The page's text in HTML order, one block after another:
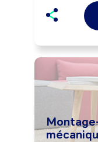
châssis, ...
Peut
(bancs
Peut
un boîtier
de tout
Peut